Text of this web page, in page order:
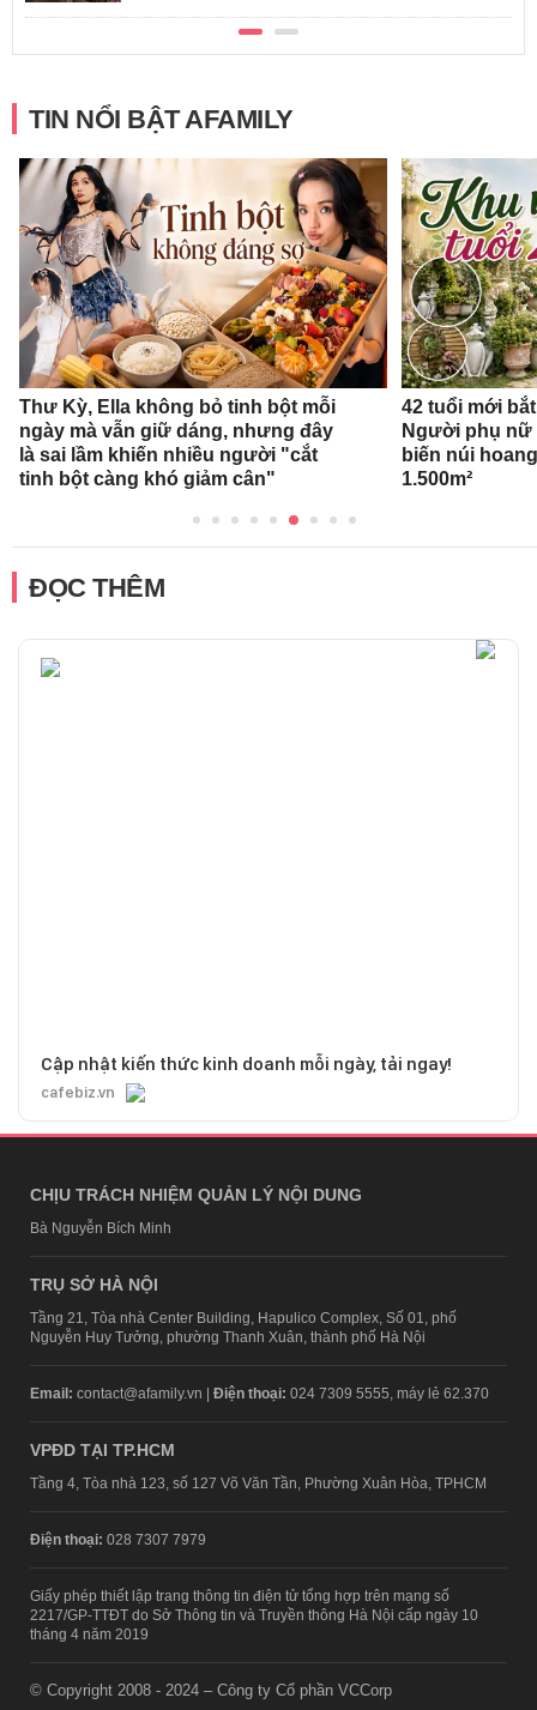
TIN NỔI BẬT AFAMILY
Thư Kỳ, Ella không bỏ tinh bột mỗi
ngày mà vẫn giữ dáng, nhưng đây
là sai lầm khiến nhiều người "cắt
tinh bột càng khó giảm cân"
42 tuổi mới
Người phụ nữ
biến núi
1.500m²
ĐỌC THÊM
Cập nhật kiến thức kinh doanh mỗi ngày, tải ngay!
cafebiz.vn
CHỊU TRÁCH NHIỆM QUẢN LÝ NỘI DUNG
Bà Nguyễn Bích Minh
TRỤ SỞ HÀ NỘI
Tầng 21, Tòa nhà Center Building, Hapulico Complex, Số 01, phố
Nguyễn Huy Tưởng, phường Thanh Xuân, thành phố Hà Nội
Email: contact@afamily.vn | Điện thoại: 024 7309 5555, máy lẻ 62.370
VPĐD TẠI TP.HCM
Tầng 4, Tòa nhà 123, số 127 Võ Văn Tần, Phường Xuân Hòa, TPHCM
Điện thoại: 028 7307 7979
Giấy phép thiết lập trang thông tin điện tử tổng hợp trên mạng số
2217/GP-TTĐT do Sở Thông tin và Truyền thông Hà Nội cấp ngày 10
tháng 4 năm 2019
© Copyright 2008 - 2024 – Công ty Cổ phần VCCorp